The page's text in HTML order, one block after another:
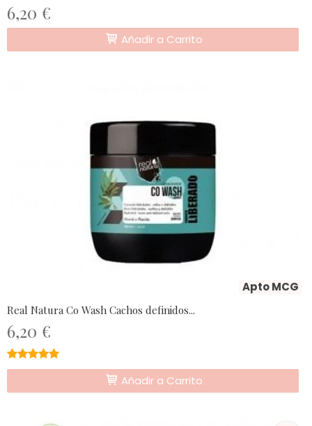
6,20 €
Añadir a Carrito
Apto MCG
Real Natura Co Wash Cachos definidos...
6,20 €
★★★★★
★★★★★
Añadir a Carrito